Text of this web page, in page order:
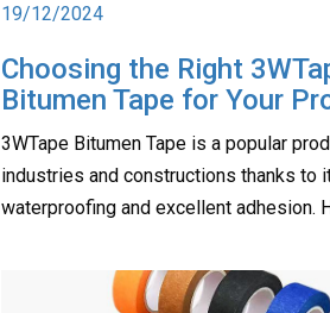
19/12/2024
Choosing the Right
Bitumen Tape for Your
3WTape Bitumen Tape is a popular
industries and constructions thanks to
waterproofing and excellent adhesion.